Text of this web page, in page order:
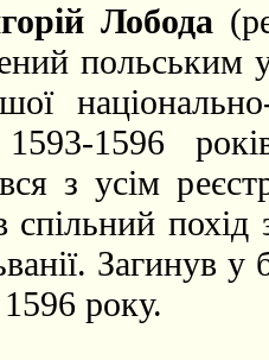
Лобода
польським
1596
з усім
спільний
Загинув
року.